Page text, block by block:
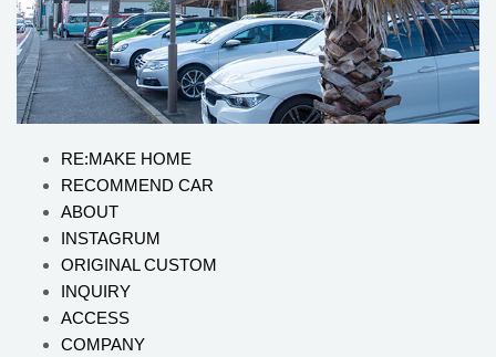
RE:MAKE HOME
RECOMMEND CAR
ABOUT
INSTAGRUM
ORIGINAL CUSTOM
INQUIRY
ACCESS
COMPANY